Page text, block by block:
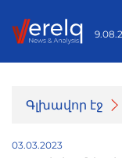
Գլխավոր էջ
03.03.2023